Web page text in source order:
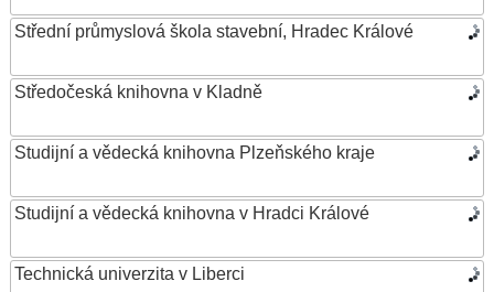
Střední průmyslová škola stavební, Hradec Králové
Středočeská knihovna v Kladně
Studijní a vědecká knihovna Plzeňského kraje
Studijní a vědecká knihovna v Hradci Králové
Technická univerzita v Liberci